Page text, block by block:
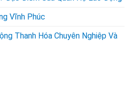
Vĩnh Phúc
Thanh Hóa Chuyên Nghiệp Và